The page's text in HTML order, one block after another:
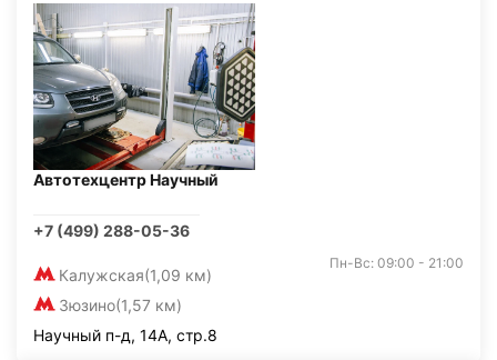
Автотехцентр Научный
+7 (499) 288-05-36
Калужская(1,09 км)
Зюзино(1,57 км)
Пн-Вс: 09:00 - 21:00
Научный п-д, 14А, стр.8